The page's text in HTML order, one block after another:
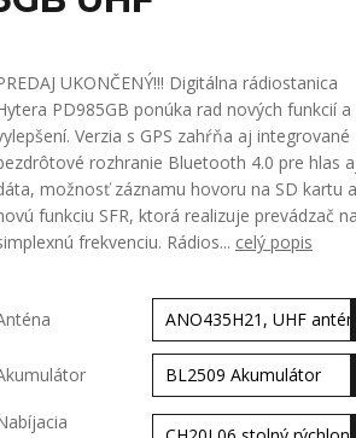
UKONČENÝ!!! Digitálna rádiostanica
PD985GB ponúka rad nových funkcií a
Verzia s GPS zahŕňa aj integrované
rozhranie Bluetooth 4.0 pre hlas
možnosť záznamu hovoru na SD kartu
funkciu SFR, ktorá realizuje prevádzač na
frekvenciu. Rádios... celý popis